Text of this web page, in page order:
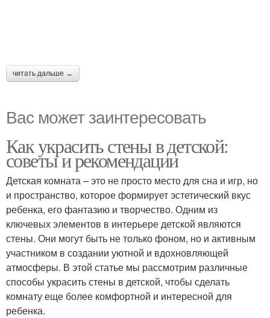
читать дальше →
Вас может заинтересовать
Как украсить стены в детской:
советы и рекомендации
Детская комната – это не просто место для сна и игр, но
и пространство, которое формирует эстетический вкус
ребенка, его фантазию и творчество. Одним из
ключевых элементов в интерьере детской являются
стены. Они могут быть не только фоном, но и активным
участником в создании уютной и вдохновляющей
атмосферы. В этой статье мы рассмотрим различные
способы украсить стены в детской, чтобы сделать
комнату еще более комфортной и интересной для
ребенка.